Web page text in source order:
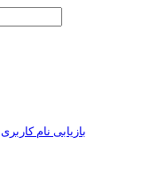
بازیابی نام کاربری